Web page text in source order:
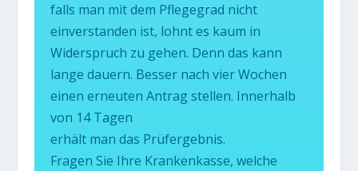
falls man mit dem Pflegegrad nicht
einverstanden ist, lohnt es kaum in
Widerspruch zu gehen. Denn das kann
lange dauern. Besser nach vier Wochen
einen erneuten Antrag stellen. Innerhalb
von 14 Tagen
erhält man das Prüfergebnis.
Fragen Sie Ihre Krankenkasse, welche